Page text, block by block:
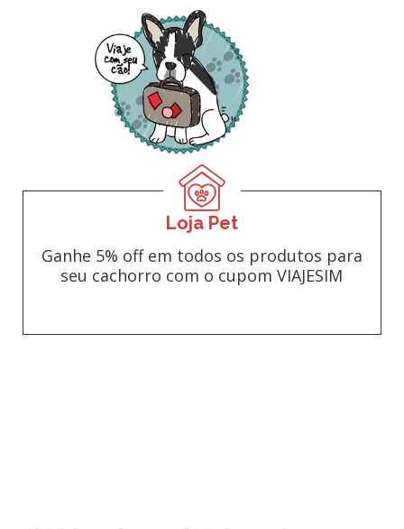
Loja Pet
Ganhe 5% off em todos os produtos para
seu cachorro com o cupom VIAJESIM